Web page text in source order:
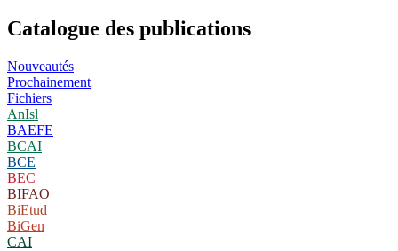
Catalogue des publications
Nouveautés
Prochainement
Fichiers
AnIsl
BAEFE
BCAI
BCE
BEC
BIFAO
BiEtud
BiGen
CAI